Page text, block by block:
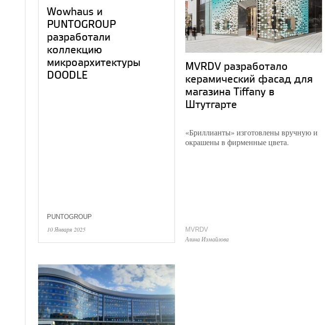
Wowhaus и
PUNTOGROUP
разработали
коллекцию
микроархитектуры
DOODLE
PUNTOGROUP
10 Января 2025
MVRDV разработало
керамический фасад для
магазина Tiffany в
Штутгарте
«Бриллианты» изготовлены вручную и
окрашены в фирменные цвета.
MVRDV
Алина Измайлова